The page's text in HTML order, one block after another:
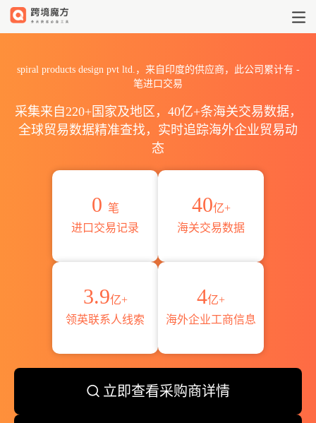
spiral products design pvt ltd.，来自印度的供应商，此公司累计有 -
笔进口交易
采集来自220+国家及地区，40亿+条海关交易数据，
全球贸易数据精准查找，实时追踪海外企业贸易动
态
0 笔
进口交易记录
40亿+
海关交易数据
3.9亿+
领英联系人线索
4亿+
海外企业工商信息
立即查看采购商详情